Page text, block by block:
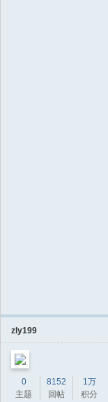
zly199
0
主题
8152
回帖
1万
积分